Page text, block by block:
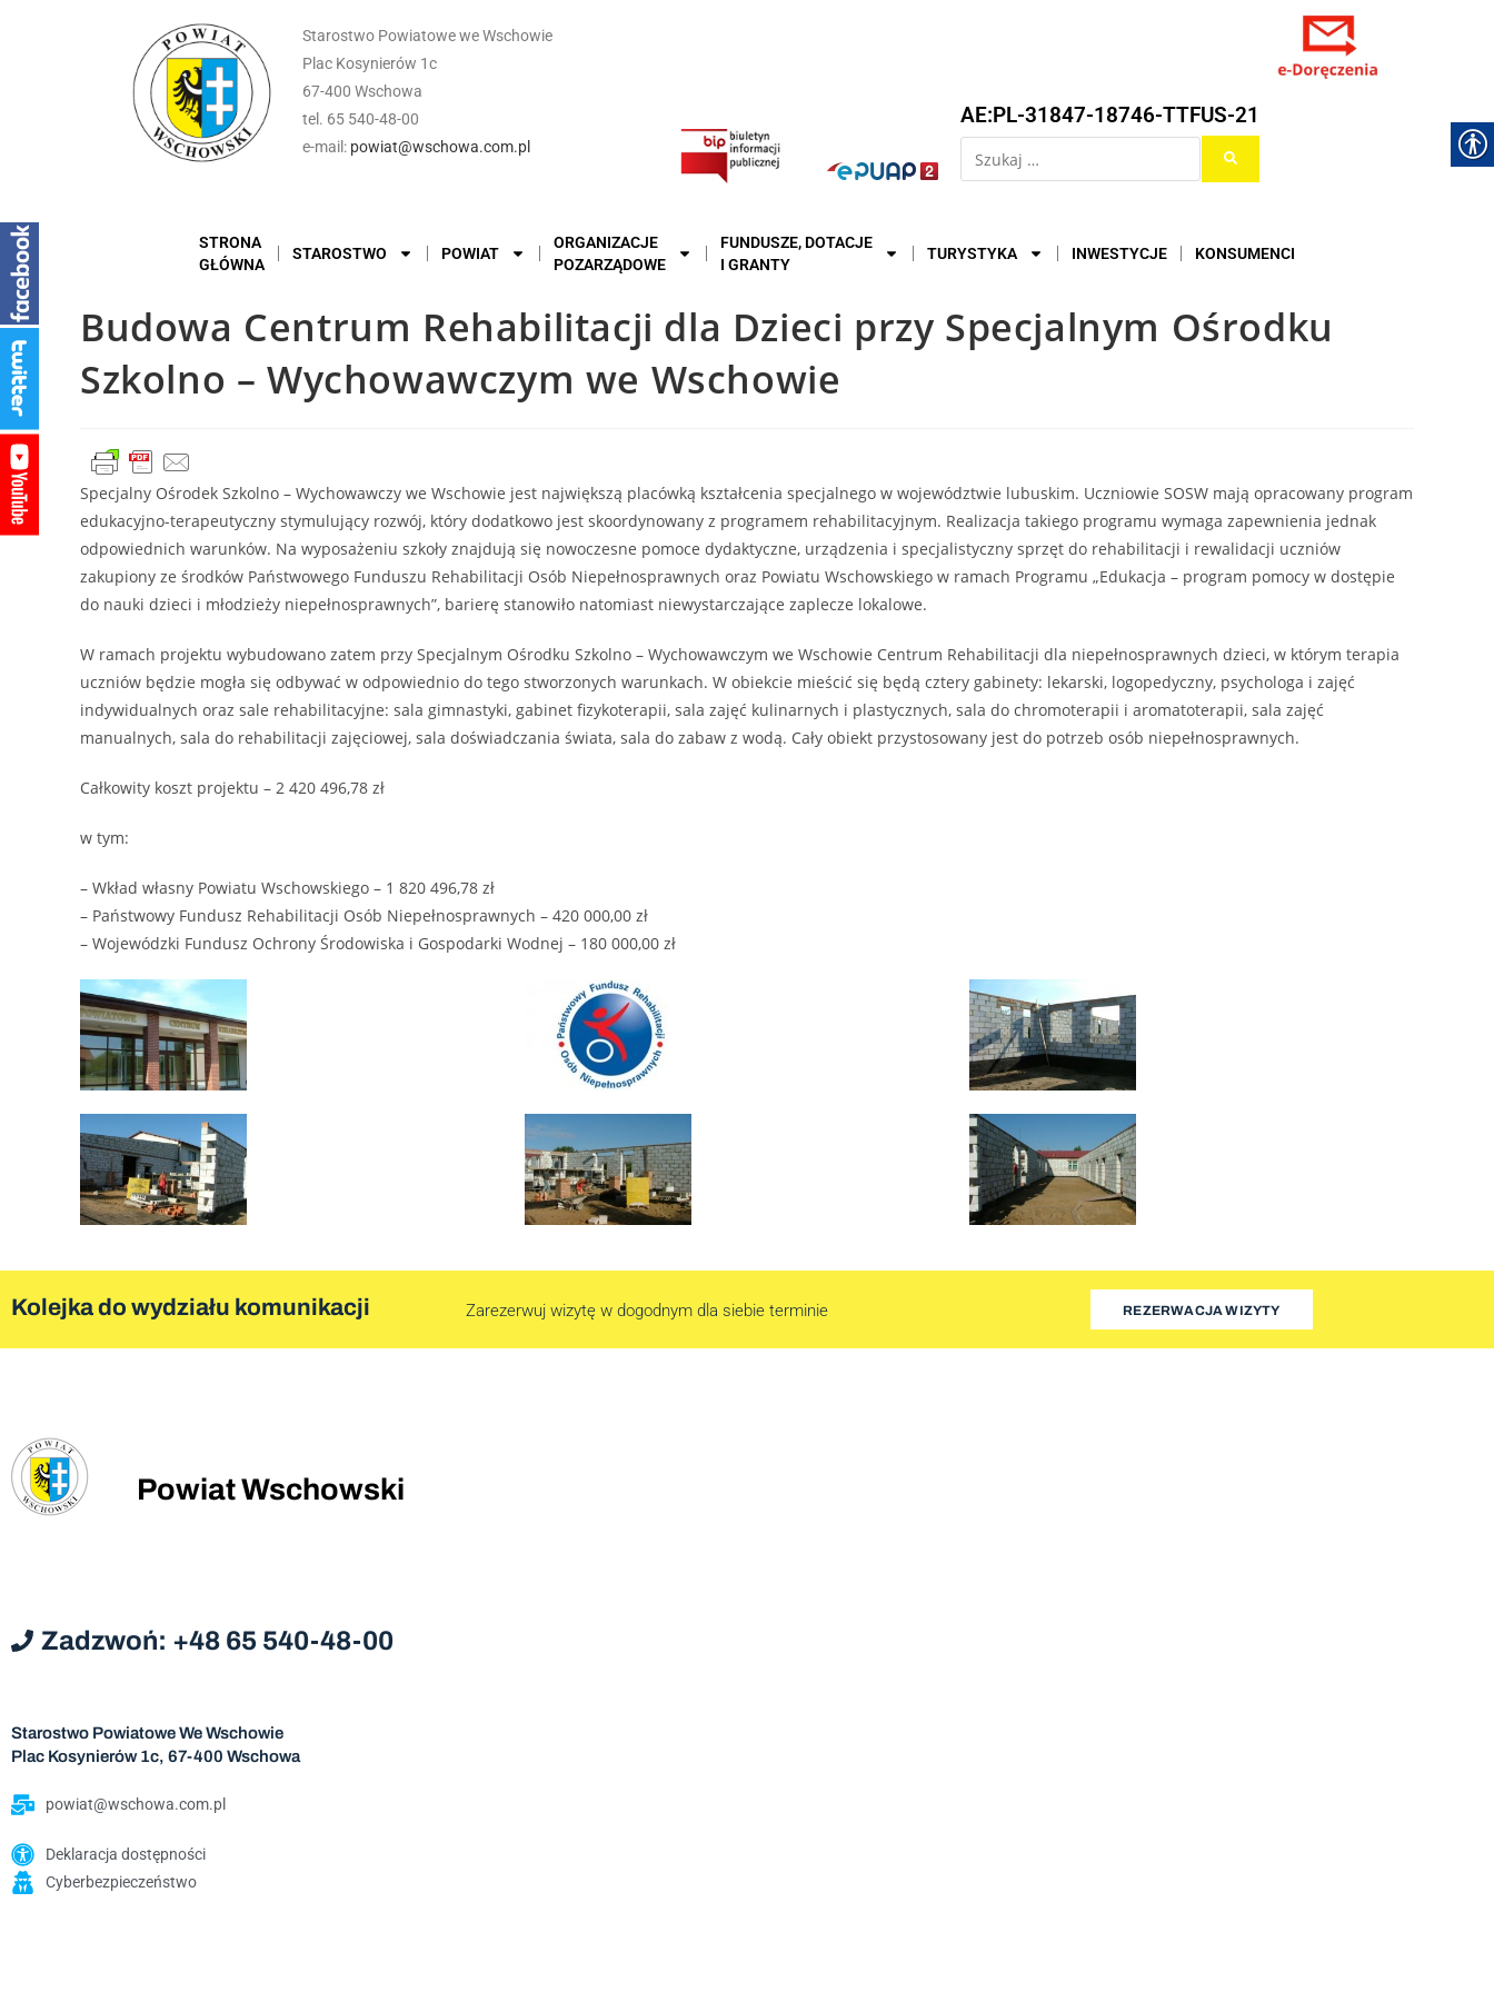
Starostwo Powiatowe we Wschowie
Plac Kosynierów 1c
67-400 Wschowa
tel. 65 540-48-00
e-mail: powiat@wschowa.com.pl
AE:PL-31847-18746-TTFUS-21
STRONA
GŁÓWNA
STAROSTWO POWIAT
ORGANIZACJE
POZARZĄDOWE
FUNDUSZE, DOTACJE
I GRANTY
TURYSTYKA INWESTYCJE KONSUMENCI
Budowa Centrum Rehabilitacji dla Dzieci przy Specjalnym Ośrodku
Szkolno – Wychowawczym we Wschowie
Specjalny Ośrodek Szkolno – Wychowawczy we Wschowie jest największą placówką kształcenia specjalnego w województwie lubuskim. Uczniowie SOSW mają opracowany program
edukacyjno-terapeutyczny stymulujący rozwój, który dodatkowo jest skoordynowany z programem rehabilitacyjnym. Realizacja takiego programu wymaga zapewnienia jednak
odpowiednich warunków. Na wyposażeniu szkoły znajdują się nowoczesne pomoce dydaktyczne, urządzenia i specjalistyczny sprzęt do rehabilitacji i rewalidacji uczniów
zakupiony ze środków Państwowego Funduszu Rehabilitacji Osób Niepełnosprawnych oraz Powiatu Wschowskiego w ramach Programu „Edukacja – program pomocy w dostępie
do nauki dzieci i młodzieży niepełnosprawnych”, barierę stanowiło natomiast niewystarczające zaplecze lokalowe.
W ramach projektu wybudowano zatem przy Specjalnym Ośrodku Szkolno – Wychowawczym we Wschowie Centrum Rehabilitacji dla niepełnosprawnych dzieci, w którym terapia
uczniów będzie mogła się odbywać w odpowiednio do tego stworzonych warunkach. W obiekcie mieścić się będą cztery gabinety: lekarski, logopedyczny, psychologa i zajęć
indywidualnych oraz sale rehabilitacyjne: sala gimnastyki, gabinet fizykoterapii, sala zajęć kulinarnych i plastycznych, sala do chromoterapii i aromatoterapii, sala zajęć
manualnych, sala do rehabilitacji zajęciowej, sala doświadczania świata, sala do zabaw z wodą. Cały obiekt przystosowany jest do potrzeb osób niepełnosprawnych.
Całkowity koszt projektu – 2 420 496,78 zł
w tym:
– Wkład własny Powiatu Wschowskiego – 1 820 496,78 zł
– Państwowy Fundusz Rehabilitacji Osób Niepełnosprawnych – 420 000,00 zł
– Wojewódzki Fundusz Ochrony Środowiska i Gospodarki Wodnej – 180 000,00 zł
Kolejka do wydziału komunikacji Zarezerwuj wizytę w dogodnym dla siebie terminie REZERWACJA WIZYTY
Powiat Wschowski
Zadzwoń: +48 65 540-48-00
Starostwo Powiatowe We Wschowie
Plac Kosynierów 1c, 67-400 Wschowa
powiat@wschowa.com.pl
Deklaracja dostępności
Cyberbezpieczeństwo